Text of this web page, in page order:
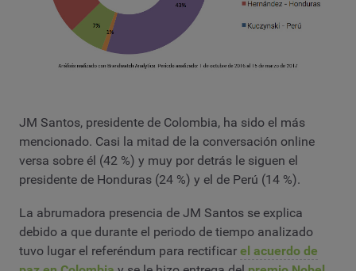
JM Santos, presidente de Colombia, ha sido el más
mencionado. Casi la mitad de la conversación online
versa sobre él (42 %) y muy por detrás le siguen el
presidente de Honduras (24 %) y el de Perú (14 %).
La abrumadora presencia de JM Santos se explica
debido a que durante el periodo de tiempo analizado
tuvo lugar el referéndum para rectificar el acuerdo de